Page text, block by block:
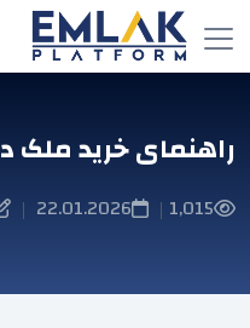
راهنمای خرید ملک
1,015
|
22.01.2026
|